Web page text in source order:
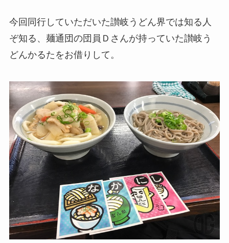
今回同行していただいた讃岐うどん界では知る人
ぞ知る、麺通団の団員Ｄさんが持っていた讃岐う
どんかるたをお借りして。